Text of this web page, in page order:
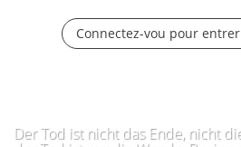
Connectez-vou pour
Der Tod ist nicht das Ende, nicht